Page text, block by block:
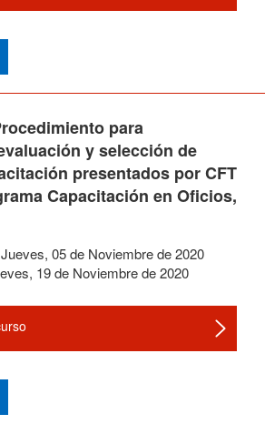
para
y selección de
presentados por CFT
Capacitación en Oficios,
Jueves, 05de Noviembrede2020
, 19de Noviembrede2020